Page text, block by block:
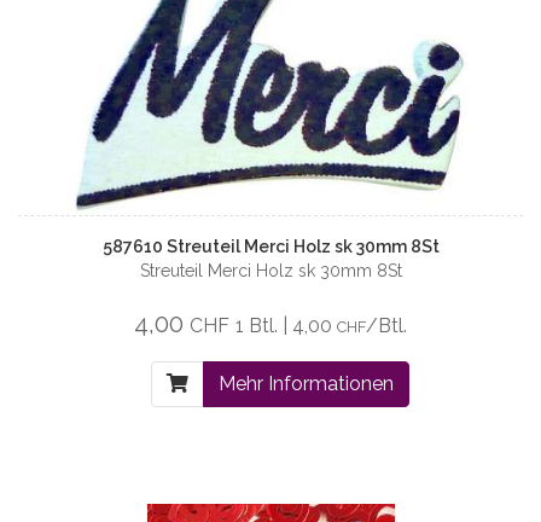
587610 Streuteil Merci Holz sk 30mm 8St
Streuteil Merci Holz sk 30mm 8St
4,00 CHF 1 Btl. | 4,00 CHF/Btl.
Mehr Informationen